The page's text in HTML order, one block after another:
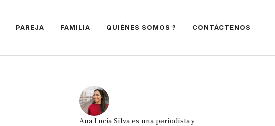
PAREJA FAMILIA QUIÉNES SOMOS ? CONTÁCTENOS
Ana Lucía Silva es una periodista y